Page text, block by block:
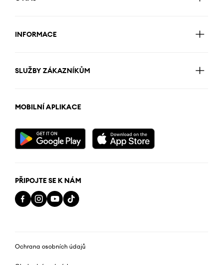
INFORMACE
SLUŽBY ZÁKAZNÍKŮM
MOBILNÍ APLIKACE
PŘIPOJTE SE K NÁM
Ochrana osobních údajů